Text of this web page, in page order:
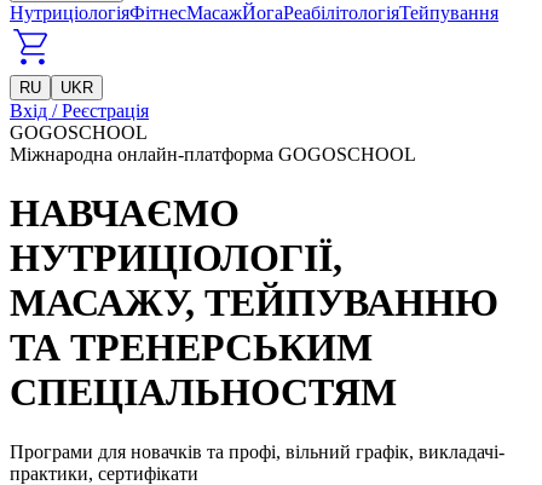
НутриціологіяФітнесМасажЙогаРеабілітологіяТейпування
RU UKR
Вхід / Реєстрація
GOGOSCHOOL
Міжнародна онлайн-платформа GOGOSCHOOL
НАВЧАЄМО
НУТРИЦІОЛОГІЇ,
МАСАЖУ, ТЕЙПУВАННЮ
ТА ТРЕНЕРСЬКИМ
СПЕЦІАЛЬНОСТЯМ
Програми для новачків та профі, вільний графік, викладачі-
практики, сертифікати